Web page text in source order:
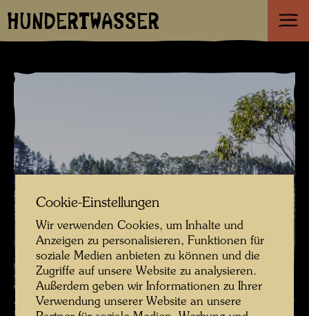
HUNDERTWASSER
Cookie-Einstellungen
Wir verwenden Cookies, um Inhalte und
Anzeigen zu personalisieren, Funktionen für
soziale Medien anbieten zu können und die
Zugriffe auf unsere Website zu analysieren.
Außerdem geben wir Informationen zu Ihrer
Verwendung unserer Website an unsere